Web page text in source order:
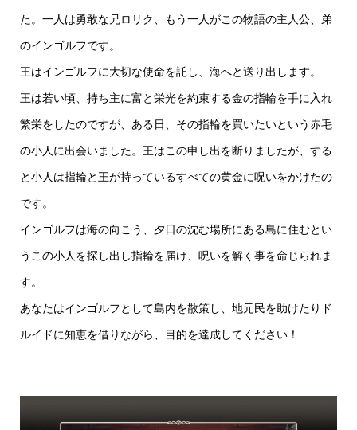
た。一人は勇敢な兄ロリク、もう一人がこの物語の主人公、弟
のインゴルフです。
王はインゴルフに大切な使命を託し、海へと送り出します。
王は若い頃、持ち主に富と栄光を約束する金の指輪を手に入れ
繁栄をしたのですが、ある日、その指輪を買いたいという赤毛
の小人に出会いました。王はこの申し出を断りましたが、する
と小人は指輪と王が持っているすべての黄金に呪いをかけたの
です。
インゴルフは海の向こう、夕日の沈む場所にある島に住むとい
うこの小人を探し出し指輪を届け、呪いを解く事を命じられま
す。
あなたはインゴルフとして島内を散策し、地元民を助けたりド
ルイドに知恵を借りながら、目的を達成してください！